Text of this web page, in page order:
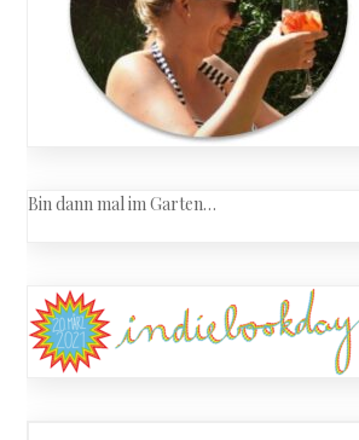
Bin dann mal im Garten…